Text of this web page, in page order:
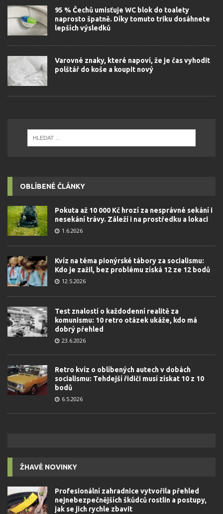
95 % Čechů umisťuje WC blok do toalety
naprosto špatně. Díky tomuto triku dosáhnete
lepších výsledků
Varovné znaky, které napoví, že je čas vyhodit
polštář do koše a koupit nový
OBLÍBENÉ ČLÁNKY
Pokuta až 10 000 Kč hrozí za nesprávné sekání i
nesekání trávy. Záleží i na prostředku a lokaci
1.6.2026
Kvíz na téma pionýrské tábory za socialismu:
Kdo je zažil, bez problému získá 12 ze 12 bodů
12.5.2026
Test znalostí o každodenní realitě za
komunismu: 10 retro otázek ukáže, kdo má
dobrý přehled
23.6.2026
Retro kvíz o oblíbených autech v dobách
socialismu: Tehdejší řidiči musí získat 10 z 10
bodů
6.5.2026
ŽHAVÉ NOVINKY
Profesionální zahradnice vytvořila přehled
nejnebezpečnějších škůdců rostlin a postupy,
jak se jich rychle zbavit